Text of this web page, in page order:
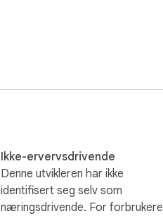
Ikke-ervervsdrivende
Denne utvikleren har ikke
identifisert seg selv som
næringsdrivende. For forbrukere